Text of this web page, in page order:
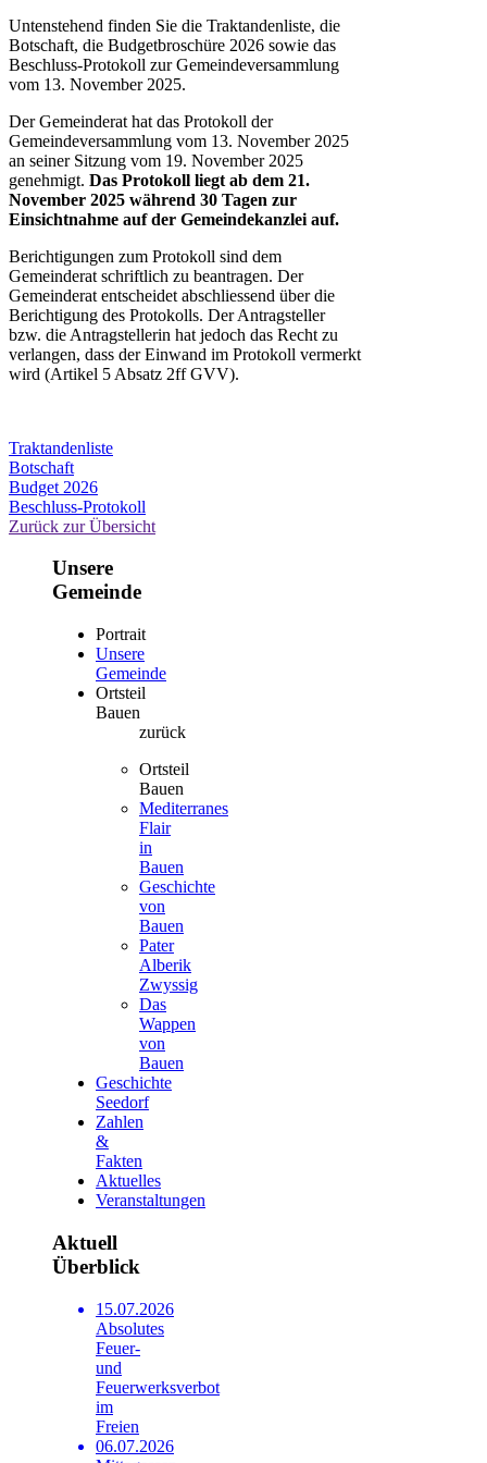
Untenstehend finden Sie die Traktandenliste, die
Botschaft, die Budgetbroschüre 2026 sowie das
Beschluss-Protokoll zur Gemeindeversammlung
vom 13. November 2025.
Der Gemeinderat hat das Protokoll der
Gemeindeversammlung vom 13. November 2025
an seiner Sitzung vom 19. November 2025
genehmigt. Das Protokoll liegt ab dem 21.
November 2025 während 30 Tagen zur
Einsichtnahme auf der Gemeindekanzlei auf.
Berichtigungen zum Protokoll sind dem
Gemeinderat schriftlich zu beantragen. Der
Gemeinderat entscheidet abschliessend über die
Berichtigung des Protokolls. Der Antragsteller
bzw. die Antragstellerin hat jedoch das Recht zu
verlangen, dass der Einwand im Protokoll vermerkt
wird (Artikel 5 Absatz 2ff GVV).
Traktandenliste
Botschaft
Budget 2026
Beschluss-Protokoll
Zurück zur Übersicht
Unsere
Gemeinde
Portrait
Unsere
Gemeinde
Ortsteil
Bauen
zurück
Ortsteil
Bauen
Mediterranes
Flair
in
Bauen
Geschichte
von
Bauen
Pater
Alberik
Zwyssig
Das
Wappen
von
Bauen
Geschichte
Seedorf
Zahlen
&
Fakten
Aktuelles
Veranstaltungen
Aktuell
Überblick
15.07.2026
Absolutes
Feuer-
und
Feuerwerksverbot
im
Freien
06.07.2026